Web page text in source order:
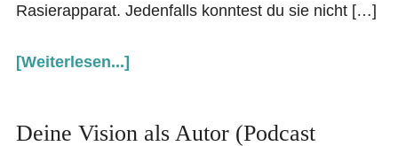
Rasierapparat. Jedenfalls konntest du sie nicht […]
[Weiterlesen...]
Deine Vision als Autor (Podcast